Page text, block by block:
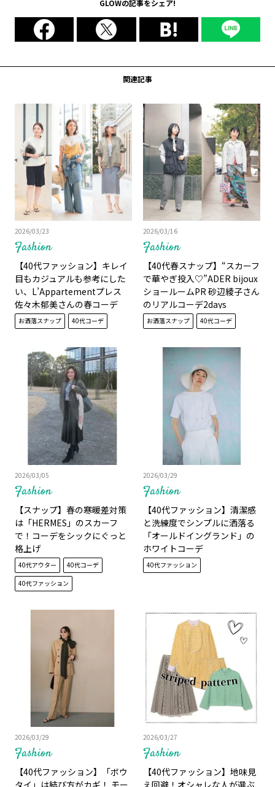
GLOWの記事をシェア!
関連記事
Fashion
2026/03/23
【40代ファッション】キレイ
目もカジュアルも参考にした
い、L’Appartementプレス
佐々木郁美さんの春コーデ
3daysスナップ
お洒落スナップ 40代コーデ
Fashion
2026/03/16
【40代春スナップ】“スカーフ
で華やぎ投入♡”ADER bijoux
ショールームPR 砂辺綾子さん
のリアルコーデ2days
お洒落スナップ 40代コーデ
Fashion
2026/03/05
【スナップ】春の寒暖差対策
は「HERMES」のスカーフ
で！コーデをシックにぐっと
格上げ
40代アウター
40代コーデ
40代ファッション
Fashion
2026/03/29
【40代ファッション】清潔感
と洗練度でシンプルに洒落る
「オールドイングランド」の
ホワイトコーデ
40代ファッション
Fashion
2026/03/29
【40代ファッション】「ボウ
タイ」は結び方がカギ！ モー
Fashion
2026/03/27
【40代ファッション】地味見
え回避！オシャレな人が選ぶ